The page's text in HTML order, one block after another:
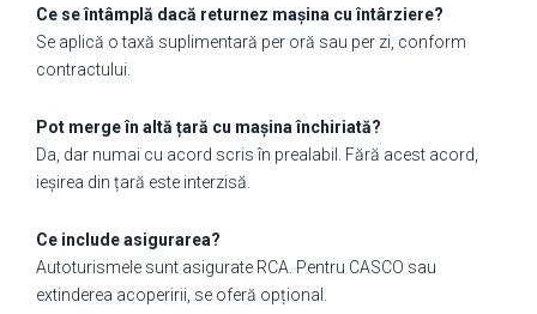
Ce se întâmplă dacă returnez mașina cu întârziere?
Se aplică o taxă suplimentară per oră sau per zi, conform
contractului.
Pot merge în altă țară cu mașina închiriată?
Da, dar numai cu acord scris în prealabil. Fără acest acord,
ieșirea din țară este interzisă.
Ce include asigurarea?
Autoturismele sunt asigurate RCA. Pentru CASCO sau
extinderea acoperirii, se oferă opțional.